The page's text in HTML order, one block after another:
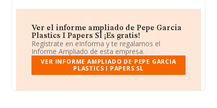
Ver el informe ampliado de Pepe Garcia
Plastics I Papers Sl ¡Es gratis!
Regístrate en eInforma y te regalamos el
Informe Ampliado de esta empresa.
VER INFORME AMPLIADO DE PEPE GARCIA
PLASTICS I PAPERS SL